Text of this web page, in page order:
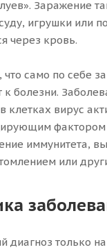
Заражение
игрушки или
через кровь.
само по себе
к болезни.
клетках вирус
фактором
иммунитета,
или
диагноз только